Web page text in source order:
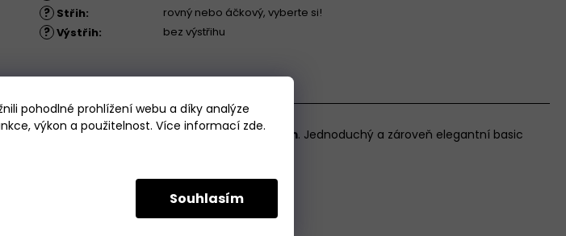
pohodlné prohlížení webu a díky analýze
výkon a použitelnost. Více informací zde.
Souhlasím
? Střih: rovný nebo áčkový, vyberte si!
? Výstřih: bez výstřihu
krku je zakončenojemným lemovacím proužkem. Jednoduchý a zároveň elegantní basic